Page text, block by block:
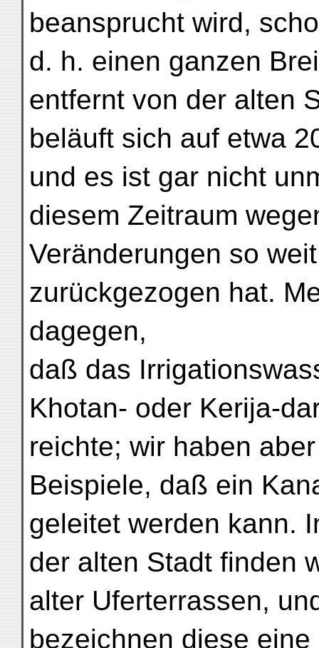
beansprucht wird,
d. h. einen ganzen
entfernt von der alten
beläuft sich auf etwa
und es ist gar nicht
diesem Zeitraum
Veränderungen so
zurückgezogen hat.
dagegen,
daß das
Khotan- oder Kerija-
reichte; wir haben
Beispiele, daß ein
geleitet werden kann.
der alten Stadt finden
alter Uferterrassen,
bezeichnen diese